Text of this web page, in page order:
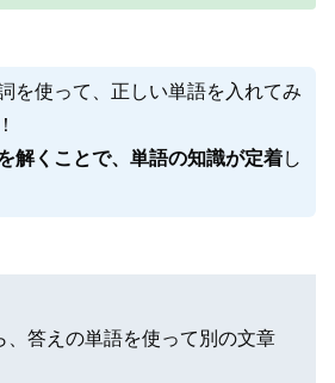
を使って、正しい単語を入れてみ
解くことで、単語の知識が定着し
、答えの単語を使って別の文章